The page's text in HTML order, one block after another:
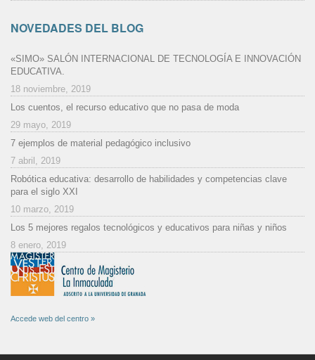
NOVEDADES DEL BLOG
«SIMO» SALÓN INTERNACIONAL DE TECNOLOGÍA E INNOVACIÓN
EDUCATIVA.
18 noviembre, 2019
Los cuentos, el recurso educativo que no pasa de moda
29 mayo, 2019
7 ejemplos de material pedagógico inclusivo
7 abril, 2019
Robótica educativa: desarrollo de habilidades y competencias clave
para el siglo XXI
10 marzo, 2019
Los 5 mejores regalos tecnológicos y educativos para niñas y niños
8 enero, 2019
Accede web del centro »